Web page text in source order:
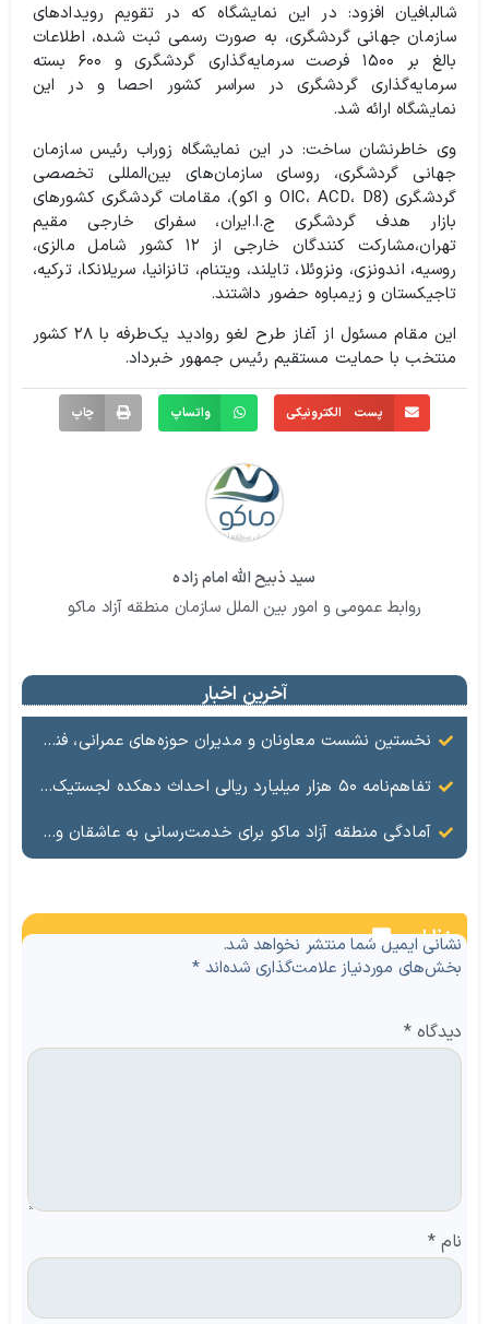
شالبافیان افزود:‌ در این نمایشگاه که در تقویم رویدادهای
سازمان جهانی گردشگری، به صورت رسمی ثبت شده، اطلاعات
بالغ بر ۱۵۰۰ فرصت سرمایه‌گذاری گردشگری و ۶۰۰ بسته
سرمایه‌گذاری گردشگری در سراسر کشور احصا‌ و در این
نمایشگاه ارائه شد.
وی خاطرنشان ساخت: در این نمایشگاه زوراب رئیس سازمان
جهانی گردشگری، روسای سازمان‌های بین‌المللی تخصصی
گردشگری (OIC، ACD، D8 و اکو)، مقامات گردشگری کشورهای
بازار هدف گردشگری ج.ا.ایران، سفرای خارجی مقیم
تهران،مشارکت کنندگان خارجی از ۱۲ کشور شامل مالزی،
روسیه، اندونزی، ونزوئلا، تایلند، ویتنام، تانزانیا، سریلانکا، ترکیه،
تاجیکستان و زیمباوه حضور داشتند.
این مقام مسئول از آغاز طرح لغو روادید یک‌طرفه با ۲۸ کشور
منتخب با حمایت مستقیم رئیس جمهور خبرداد.
پست الکترونیکی واتساپ چاپ
سید ذبیح الله امام زاده
روابط عمومی و امور بین الملل سازمان منطقه آزاد ماکو
آخرین اخبار
نخستین نشست معاونان و مدیران حوزه‌های عمرانی، فنی، شهرسازی، محیط‌زیست، خدمات شهری و لجستیک ۱۸ منطقه آزاد در سال ۱۴۰۵ برگزار شد
تفاهم‌نامه ۵۰ هزار میلیارد ریالی احداث دهکده لجستیک ماکو امضا شد
آمادگی منطقه آزاد ماکو برای خدمت‌رسانی به عاشقان ولایت در آیین وداع و تشییع قائد امت
نظرات
نشانی ایمیل شما منتشر نخواهد شد.
بخش‌های موردنیاز علامت‌گذاری شده‌اند*
دیدگاه*
نام *